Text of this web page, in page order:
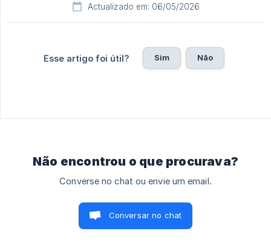
Actualizado em: 06/05/2026
Esse artigo foi útil? Sim Não
Não encontrou o que procurava?
Converse no chat ou envie um email.
Conversar no chat